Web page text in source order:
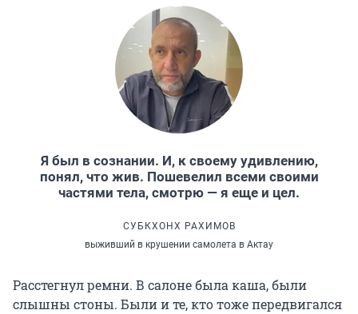
Я был в сознании. И, к своему удивлению,
понял, что жив. Пошевелил всеми своими
частями тела, смотрю — я еще и цел.
СУБКХОНХ РАХИМОВ
выживший в крушении самолета в Актау
Расстегнул ремни. В салоне была каша, были
слышны стоны. Были и те, кто тоже передвигался